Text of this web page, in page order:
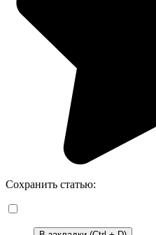
Сохранить статью: